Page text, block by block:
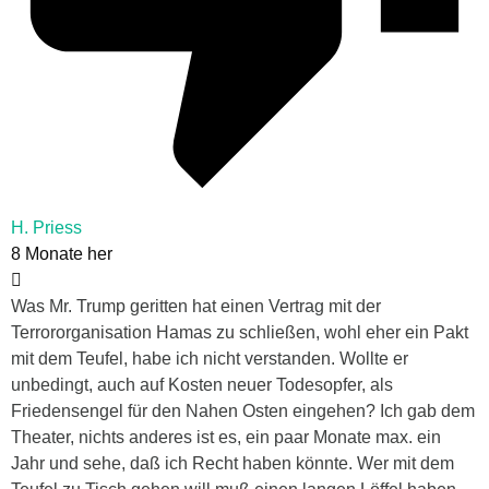
H. Priess
8 Monate her
Was Mr. Trump geritten hat einen Vertrag mit der
Terrororganisation Hamas zu schließen, wohl eher ein Pakt
mit dem Teufel, habe ich nicht verstanden. Wollte er
unbedingt, auch auf Kosten neuer Todesopfer, als
Friedensengel für den Nahen Osten eingehen? Ich gab dem
Theater, nichts anderes ist es, ein paar Monate max. ein
Jahr und sehe, daß ich Recht haben könnte. Wer mit dem